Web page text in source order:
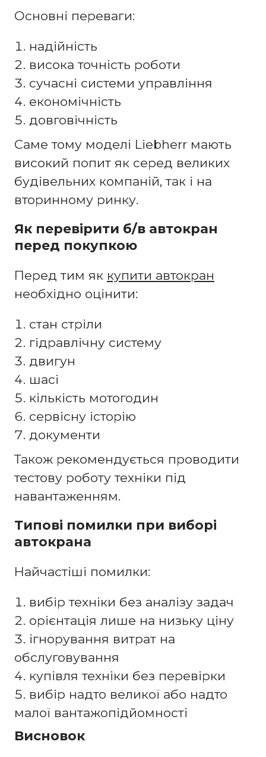
Основні переваги:
надійність
висока точність роботи
сучасні системи управління
економічність
довговічність
Саме тому моделі Liebherr мають
високий попит як серед великих
будівельних компаній, так і на
вторинному ринку.
Як перевірити б/в автокран
перед покупкою
Перед тим як купити автокран
необхідно оцінити:
стан стріли
гідравлічну систему
двигун
шасі
кількість мотогодин
сервісну історію
документи
Також рекомендується проводити
тестову роботу техніки під
навантаженням.
Типові помилки при виборі
автокрана
Найчастіші помилки:
вибір техніки без аналізу задач
орієнтація лише на низьку ціну
ігнорування витрат на
обслуговування
купівля техніки без перевірки
вибір надто великої або надто
малої вантажопідйомності
Висновок